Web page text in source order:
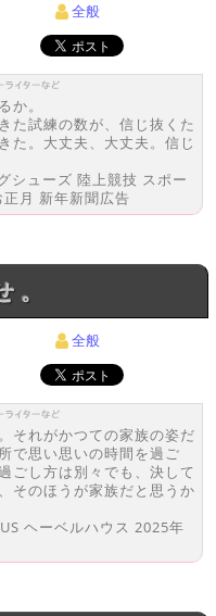
全般
か。
た試練の数が、信じ抜くた
た。大丈夫、大丈夫。信じ
シューズ 陸上競技 スポー
月 新年新聞広告
。
全般
それがかつての家族の姿だ
で思い思いの時間を過ご
ごし方は別々でも、決して
そのほうが家族だと思うか
ヘーベルハウス 2025年